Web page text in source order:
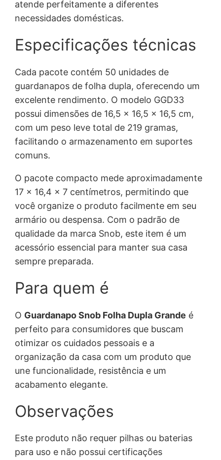
atende perfeitamente a diferentes
necessidades domésticas.
Especificações técnicas
Cada pacote contém 50 unidades de
guardanapos de folha dupla, oferecendo um
excelente rendimento. O modelo GGD33
possui dimensões de 16,5 x 16,5 x 16,5 cm,
com um peso leve total de 219 gramas,
facilitando o armazenamento em suportes
comuns.
O pacote compacto mede aproximadamente
17 x 16,4 x 7 centímetros, permitindo que
você organize o produto facilmente em seu
armário ou despensa. Com o padrão de
qualidade da marca Snob, este item é um
acessório essencial para manter sua casa
sempre preparada.
Para quem é
O Guardanapo Snob Folha Dupla Grande é
perfeito para consumidores que buscam
otimizar os cuidados pessoais e a
organização da casa com um produto que
une funcionalidade, resistência e um
acabamento elegante.
Observações
Este produto não requer pilhas ou baterias
para uso e não possui certificações